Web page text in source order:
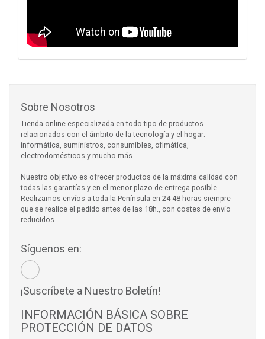
Sobre Nosotros
Tienda online especializada en todo tipo de productos
relacionados con el ámbito de la tecnología y el hogar:
informática, suministros, consumibles, ofimática,
electrodomésticos y mucho más.
Nuestro objetivo es ofrecer productos de la máxima calidad con
todas las garantías y en el menor plazo de entrega posible.
Realizamos envíos a toda la Península en 24-48 horas siempre
que se realice el pedido antes de las 18h., con costes de envío
reducidos.
Síguenos en:
¡Suscríbete a Nuestro Boletín!
INFORMACIÓN BÁSICA SOBRE
PROTECCIÓN DE DATOS